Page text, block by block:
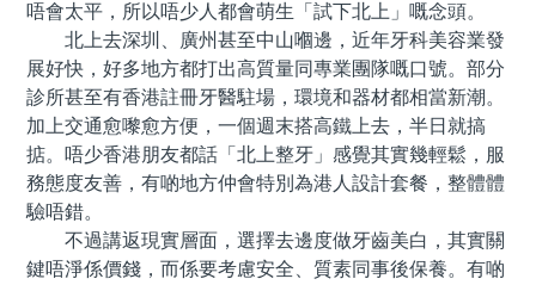
唔會太平，所以唔少人都會萌生「試下北上」嘅念頭。
北上去深圳、廣州甚至中山嗰邊，近年牙科美容業發
展好快，好多地方都打出高質量同專業團隊嘅口號。部分
診所甚至有香港註冊牙醫駐場，環境和器材都相當新潮。
加上交通愈嚟愈方便，一個週末搭高鐵上去，半日就搞
掂。唔少香港朋友都話「北上整牙」感覺其實幾輕鬆，服
務態度友善，有啲地方仲會特別為港人設計套餐，整體體
驗唔錯。
不過講返現實層面，選擇去邊度做牙齒美白，其實關
鍵唔淨係價錢，而係要考慮安全、質素同事後保養。有啲